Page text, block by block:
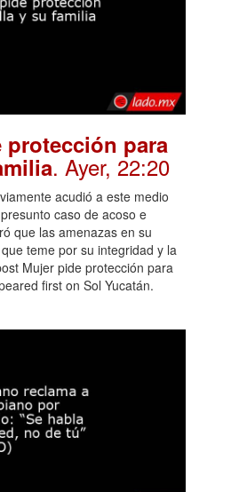
protección para
. Ayer, 22:20
acudió a este medio
caso de acoso e
que las amenazas en su
teme por su integridad y la
Mujer pide protección para
first on Sol Yucatán.